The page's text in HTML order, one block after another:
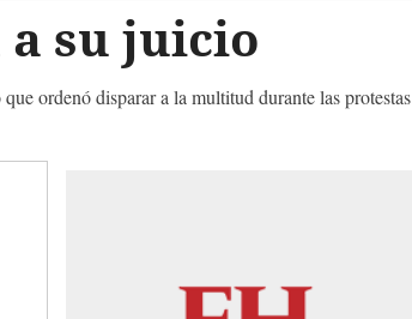
su juicio
ordenó disparar a la multitud durante las protestas